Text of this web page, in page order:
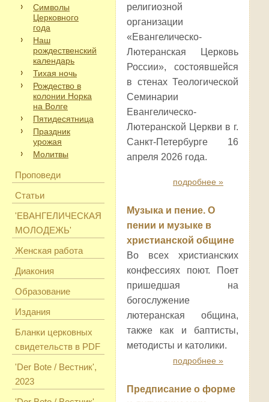
Символы
Церковного
года
Наш
рождественский
календарь
Тихая ночь
Рождество в
колонии Норка
на Волге
Пятидесятница
Праздник
урожая
Молитвы
Проповеди
Статьи
'ЕВАНГЕЛИЧЕСКАЯ
МОЛОДЕЖЬ'
Женская работа
Диакония
Образование
Издания
Бланки церковных
свидетельств в PDF
'Der Bote / Вестник',
2023
религиозной
организации
«Евангелическо-
Лютеранская Церковь
России», состоявшейся
в стенах Теологической
Семинарии
Евангелическо-
Лютеранской Церкви в г.
Санкт-Петербурге 16
апреля 2026 года.
подробнее »
Музыка и пение. О
пении и музыке в
христианской общине
Во всех христианских
конфессиях поют. Поет
пришедшая на
богослужение
лютеранская община,
также как и баптисты,
методисты и католики.
подробнее »
Предписание о форме